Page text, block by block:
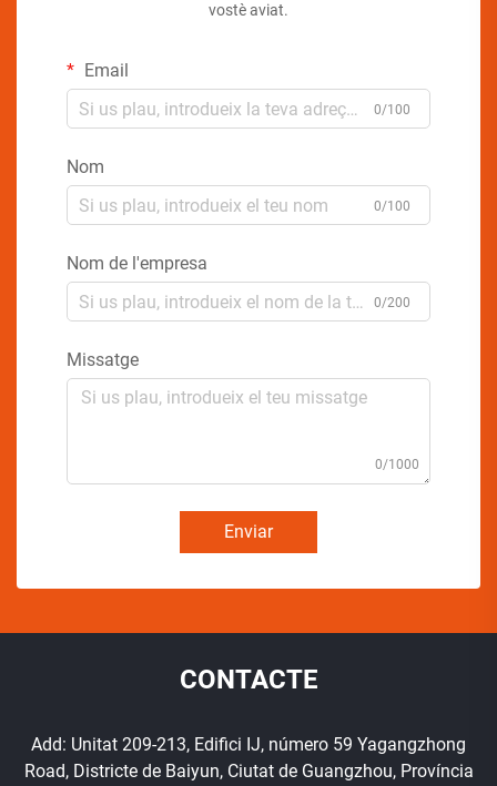
vostè aviat.
Email
0/100
Nom
0/100
Nom de l'empresa
0/200
Missatge
0/1000
Enviar
CONTACTE
Add: Unitat 209-213, Edifici IJ, número 59 Yagangzhong
Road, Districte de Baiyun, Ciutat de Guangzhou, Província